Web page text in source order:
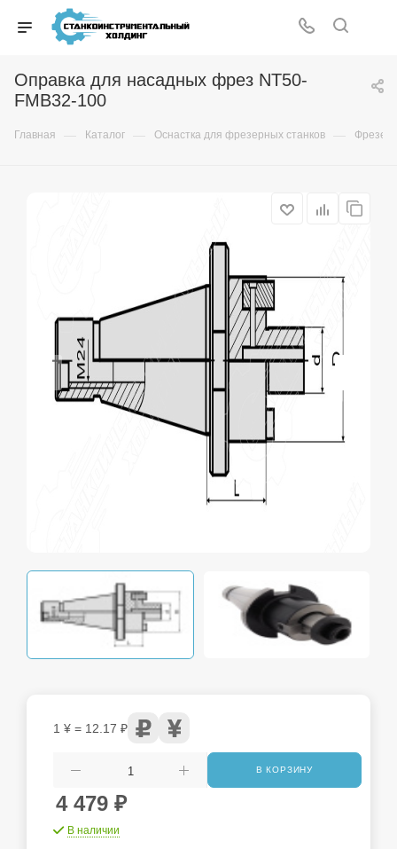
Оправка для насадных фрез NT50-
FMB32-100
Главная — Каталог — Оснастка для фрезерных станков —
4 479 ₽
В наличии
1 ¥ = 12.17 ₽
В КОРЗИНУ